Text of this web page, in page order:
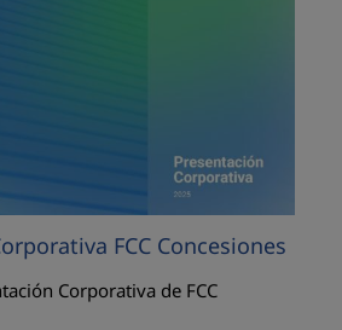
FCC Concesiones
Corporativa de FCC